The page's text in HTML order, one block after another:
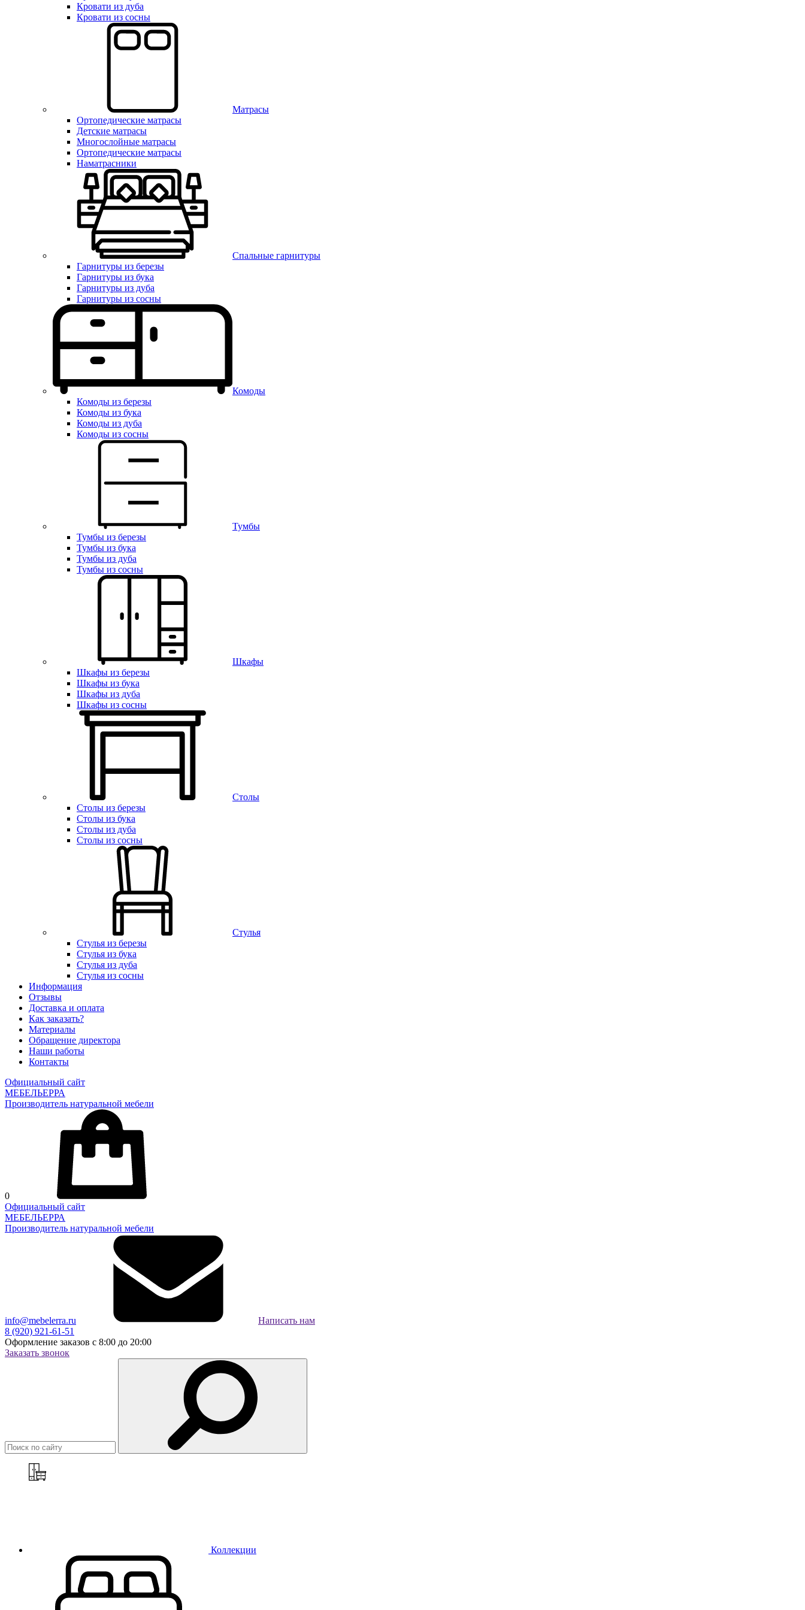
Кровати из дуба
Кровати из сосны
Матрасы
Ортопедические матрасы
Детские матрасы
Многослойные матрасы
Ортопедические матрасы
Наматрасники
Спальные гарнитуры
Гарнитуры из березы
Гарнитуры из бука
Гарнитуры из дуба
Гарнитуры из сосны
Комоды
Комоды из березы
Комоды из бука
Комоды из дуба
Комоды из сосны
Тумбы
Тумбы из березы
Тумбы из бука
Тумбы из дуба
Тумбы из сосны
Шкафы
Шкафы из березы
Шкафы из бука
Шкафы из дуба
Шкафы из сосны
Столы
Столы из березы
Столы из бука
Столы из дуба
Столы из сосны
Стулья
Стулья из березы
Стулья из бука
Стулья из дуба
Стулья из сосны
Информация
Отзывы
Доставка и оплата
Как заказать?
Материалы
Обращение директора
Наши работы
Контакты
Официальный сайт
МЕБЕЛЬЕРРА
Производитель натуральной мебели
0
Официальный сайт
МЕБЕЛЬЕРРА
Производитель натуральной мебели
info@mebelerra.ru
Написать нам
8 (920) 921-61-51
Оформление заказов с 8:00 до 20:00
Заказать звонок
Коллекции